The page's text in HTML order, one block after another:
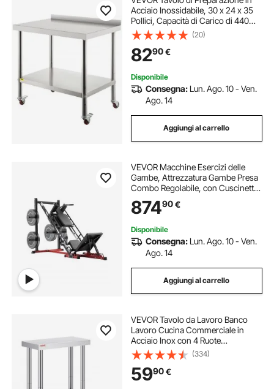
Acciaio Inossidabile, 30 x 24 x 35
Pollici, Capacità di Carico di 440
libbre Tavolo da Lavoro in Metallo
Resistente con Alzatina Ripiano
Sottopiano Regolabile
(20)
8290€
Disponibile
Consegna: Lun. Ago. 10 - Ven.
Ago. 14
Aggiungi al carrello
VEVOR Macchine Esercizi delle
Gambe, Attrezzatura Gambe Presa
Combo Regolabile, con Cuscinetto
Lineare, Allenamento delle Gambe
per Palestra, per Quadricipiti, Pali
87490€
Disponibile
Consegna: Lun. Ago. 10 - Ven.
Ago. 14
Aggiungi al carrello
VEVOR Tavolo da Lavoro Banco
Lavoro Cucina Commerciale in
Acciaio Inox con 4 Ruote
Regolabile, Tavolo Piano Doppio
61x30x86cm Acciaio Inox Altezza
Regolabile con Ruote Blocco, Banco
Lavoro da Cucina
(334)
5990€